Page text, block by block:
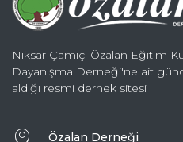
Niksar Çamiçi Özalan Eğitim
Dayanışma Derneği'ne ait
aldığı resmi dernek sitesi
Özalan Derneği